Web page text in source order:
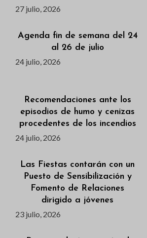
27 julio, 2026
Agenda fin de semana del 24
al 26 de julio
24 julio, 2026
Recomendaciones ante los
episodios de humo y cenizas
procedentes de los incendios
24 julio, 2026
Las Fiestas contarán con un
Puesto de Sensibilización y
Fomento de Relaciones
dirigido a jóvenes
23 julio, 2026